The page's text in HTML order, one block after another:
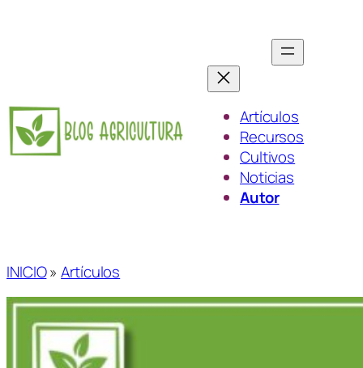
Artículos
Recursos
Cultivos
Noticias
Autor
INICIO» Artículos